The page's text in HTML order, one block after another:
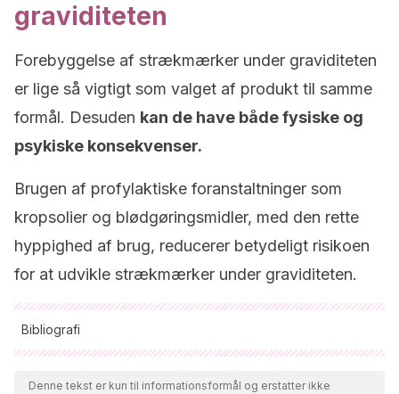
graviditeten
Forebyggelse af strækmærker under graviditeten
er lige så vigtigt som valget af produkt til samme
formål. Desuden kan de have både fysiske og
psykiske konsekvenser.
Brugen af profylaktiske foranstaltninger som
kropsolier og blødgøringsmidler, med den rette
hyppighed af brug, reducerer betydeligt risikoen
for at udvikle strækmærker under graviditeten.
Bibliografi
Alle citerede kilder blev grundigt gennemgået af vores team
for at sikre deres kvalitet, pålidelighed, aktualitet og validitet.
Denne tekst er kun til informationsformål og erstatter ikke